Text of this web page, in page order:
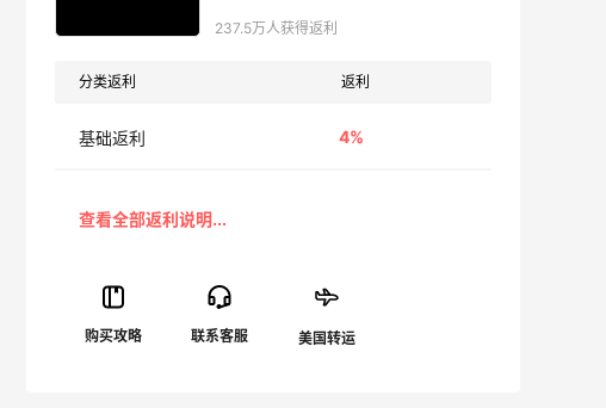
237.5万人获得返利
分类返利 返利
基础返利 4%
美国转运